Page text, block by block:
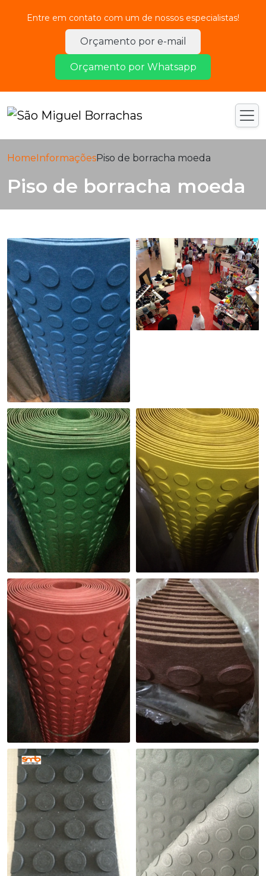
Entre em contato com um de nossos especialistas!
Orçamento por e-mail
Orçamento por Whatsapp
HomeInformaçõesPiso de borracha moeda
Piso de borracha moeda